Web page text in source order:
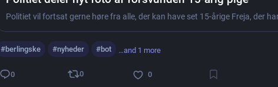
#berlingske #nyheder #bot …and 1 more
0 0 0